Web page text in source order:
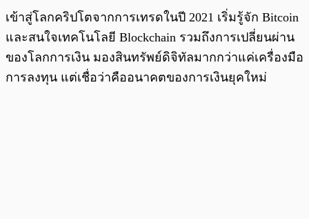
เข้าสู่โลกคริปโตจากการเทรดในปี 2021 เริ่มรู้จัก Bitcoin
และสนใจเทคโนโลยี Blockchain รวมถึงการเปลี่ยนผ่าน
ของโลกการเงิน มองสินทรัพย์ดิจิทัลมากกว่าแค่เครื่องมือ
การลงทุน แต่เชื่อว่าคืออนาคตของการเงินยุคใหม่